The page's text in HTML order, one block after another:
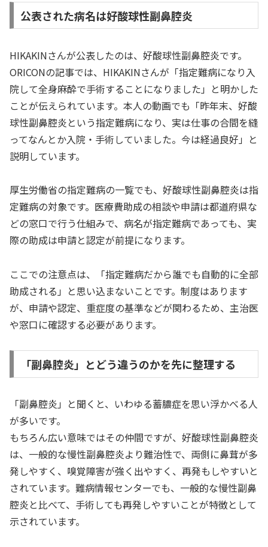
公表された病名は好酸球性副鼻腔炎
HIKAKINさんが公表したのは、好酸球性副鼻腔炎です。
ORICONの記事では、HIKAKINさんが「指定難病になり入
院して全身麻酔で手術することになりました」と明かした
ことが伝えられています。本人の動画でも「昨年末、好酸
球性副鼻腔炎という指定難病になり、実は仕事の合間を縫
ってなんとか入院・手術していました。今は経過良好」と
説明しています。
厚生労働省の指定難病の一覧でも、好酸球性副鼻腔炎は指
定難病の対象です。医療費助成の相談や申請は都道府県な
どの窓口で行う仕組みで、病名が指定難病であっても、実
際の助成は申請と認定が前提になります。
ここでの注意点は、「指定難病だから誰でも自動的に全部
助成される」と思い込まないことです。制度はあります
が、申請や認定、重症度の基準などが関わるため、主治医
や窓口に確認する必要があります。
「副鼻腔炎」とどう違うのかを先に整理する
「副鼻腔炎」と聞くと、いわゆる蓄膿症を思い浮かべる人
が多いです。
もちろん広い意味ではその仲間ですが、好酸球性副鼻腔炎
は、一般的な慢性副鼻腔炎より難治性で、両側に鼻茸が多
発しやすく、嗅覚障害が強く出やすく、再発もしやすいと
されています。難病情報センターでも、一般的な慢性副鼻
腔炎と比べて、手術しても再発しやすいことが特徴として
示されています。